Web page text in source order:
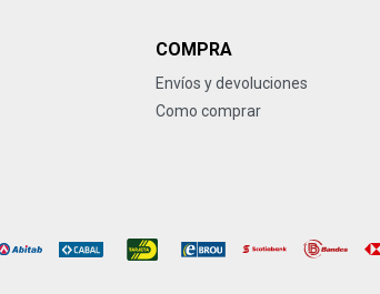
COMPRA
Envíos y devoluciones
Como comprar